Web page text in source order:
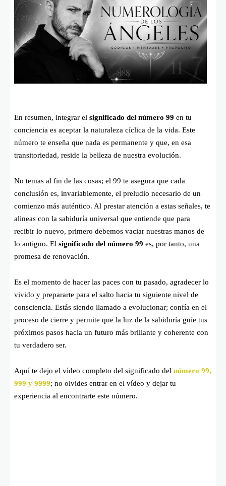
En resumen, integrar el significado del número 99 en tu
conciencia es aceptar la naturaleza cíclica de la vida. Este
número te enseña que nada es permanente y que, en esa
transitoriedad, reside la belleza de nuestra evolución.
No temas al fin de las cosas; el 99 te asegura que cada
conclusión es, invariablemente, el preludio necesario de un
comienzo más auténtico. Al prestar atención a estas señales, te
alineas con la sabiduría universal que entiende que para
recibir lo nuevo, primero debemos vaciar nuestras manos de
lo antiguo. El significado del número 99 es, por tanto, una
promesa de renovación.
Es el momento de hacer las paces con tu pasado, agradecer lo
vivido y prepararte para el salto hacia tu siguiente nivel de
consciencia. Estás siendo llamado a evolucionar; confía en el
proceso de cierre y permite que la luz de la sabiduría guíe tus
próximos pasos hacia un futuro más brillante y coherente con
tu verdadero ser.
Aquí te dejo el vídeo completo del significado del número 99,
999 y 9999; no olvides entrar en el vídeo y dejar tu
experiencia al encontrarte este número.